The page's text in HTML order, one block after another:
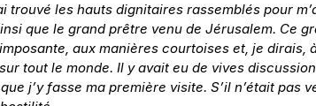
trouvé les hauts dignitaires rassemblés pour
que le grand prêtre venu de Jérusalem. Ce
aux manières courtoises et, je dirais,
tout le monde. Il y avait eu de vives
j’y fasse ma première visite. S’il n’était pas